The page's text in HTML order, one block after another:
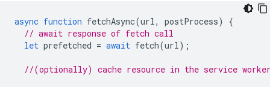
async function fetchAsync(url, postProcess)
{
// await response of fetch call
let prefetched = await fetch(url);
//(optionally) cache resource in the service